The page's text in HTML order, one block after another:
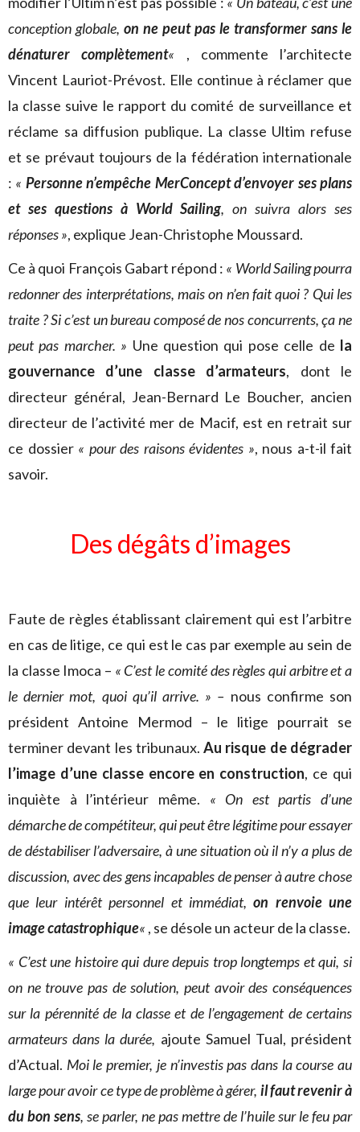
conception globale, on ne peut pas le transformer sans le
dénaturer complètement« , commente l’architecte
Vincent Lauriot-Prévost. Elle continue à réclamer que
la classe suive le rapport du comité de surveillance et
réclame sa diffusion publique. La classe Ultim refuse
et se prévaut toujours de la fédération internationale
: « Personne n’empêche MerConcept d’envoyer ses plans
et ses questions à World Sailing, on suivra alors ses
réponses », explique Jean-Christophe Moussard.
Ce à quoi François Gabart répond : « World Sailing pourra
redonner des interprétations, mais on n’en fait quoi ? Qui les
traite ? Si c’est un bureau composé de nos concurrents, ça ne
peut pas marcher. » Une question qui pose celle de la
gouvernance d’une classe d’armateurs, dont le
directeur général, Jean-Bernard Le Boucher, ancien
directeur de l’activité mer de Macif, est en retrait sur
ce dossier « pour des raisons évidentes », nous a-t-il fait
savoir.
Des dégâts d’images
Faute de règles établissant clairement qui est l’arbitre
en cas de litige, ce qui est le cas par exemple au sein de
la classe Imoca – « C’est le comité des règlesqui arbitre et a
le dernier mot, quoi qu’il arrive. » – nous confirme son
président Antoine Mermod – le litige pourrait se
terminer devant les tribunaux.Au risque de dégrader
l’image d’une classe encore en construction, ce qui
inquiète à l’intérieur même. « On est partis d’une
démarche de compétiteur, qui peut être légitime pour essayer
de déstabiliser l’adversaire, à une situation où il n’y a plus de
discussion, avec des gens incapables de penser à autre chose
que leur intérêt personnel et immédiat,on renvoie une
image catastrophique« , se désole un acteur de la classe.
« C’est une histoire qui dure depuis trop longtemps et qui, si
on ne trouve pas de solution, peut avoir des conséquences
sur la pérennité de la classe et de l’engagement de certains
armateurs dans la durée, ajoute Samuel Tual, président
d’Actual. Moi le premier, je n’investis pas dans la course au
large pour avoir ce type de problème à gérer, il faut revenir à
du bon sens, se parler, ne pas mettre de l’huile sur le feu par